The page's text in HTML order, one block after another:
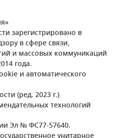
зарегистрировано в
в сфере связи,
и массовых коммуникаций
года.
и автоматического
(ред. 2023 г.)
технологий
Эл № ФС77-57640.